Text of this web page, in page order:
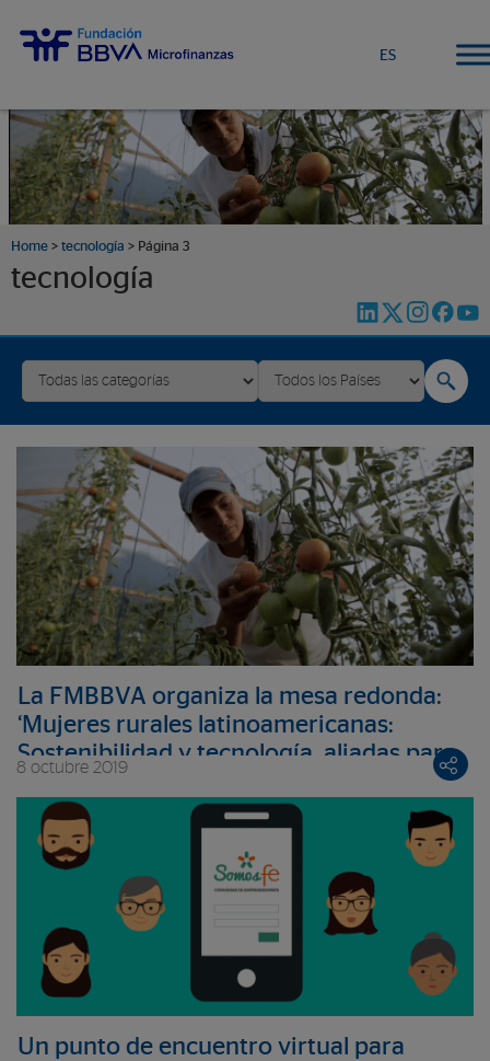
ES
Home > tecnología > Página 3
tecnología
La FMBBVA organiza la mesa redonda:
‘Mujeres rurales latinoamericanas:
Sostenibilidad y tecnología, aliadas para
8 octubre 2019
Un punto de encuentro virtual para